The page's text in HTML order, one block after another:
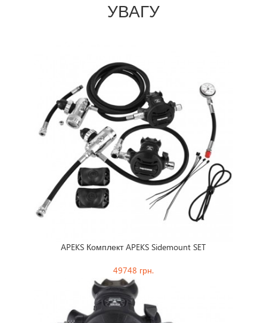
УВАГУ
APEKS Комплект APEKS Sidemount SET
49748 грн.